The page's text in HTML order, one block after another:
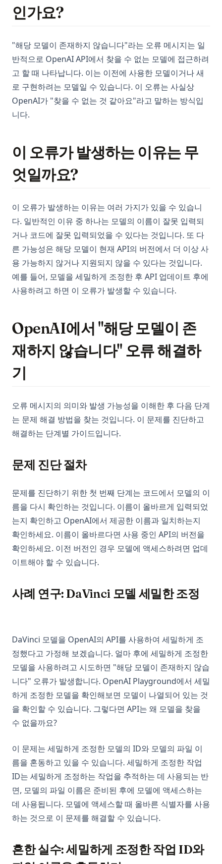
인가요?
"해당 모델이 존재하지 않습니다"라는 오류 메시지는 일
반적으로 OpenAI API에서 찾을 수 없는 모델에 접근하려
고 할 때 나타납니다. 이는 이전에 사용한 모델이거나 새
로 구현하려는 모델일 수 있습니다. 이 오류는 사실상
OpenAI가 "찾을 수 없는 것 같아요"라고 말하는 방식입
니다.
이 오류가 발생하는 이유는 무
엇일까요?
이 오류가 발생하는 이유는 여러 가지가 있을 수 있습니
다. 일반적인 이유 중 하나는 모델의 이름이 잘못 입력되
거나 코드에 잘못 입력되었을 수 있다는 것입니다. 또 다
른 가능성은 해당 모델이 현재 API의 버전에서 더 이상 사
용 가능하지 않거나 지원되지 않을 수 있다는 것입니다.
예를 들어, 모델을 세밀하게 조정한 후 API 업데이트 후에
사용하려고 하면 이 오류가 발생할 수 있습니다.
OpenAI에서 "해당 모델이 존
재하지 않습니다" 오류 해결하
기
오류 메시지의 의미와 발생 가능성을 이해한 후 다음 단계
는 문제 해결 방법을 찾는 것입니다. 이 문제를 진단하고
해결하는 단계별 가이드입니다.
문제 진단 절차
문제를 진단하기 위한 첫 번째 단계는 코드에서 모델의 이
름을 다시 확인하는 것입니다. 이름이 올바르게 입력되었
는지 확인하고 OpenAI에서 제공한 이름과 일치하는지
확인하세요. 이름이 올바르다면 사용 중인 API의 버전을
확인하세요. 이전 버전인 경우 모델에 액세스하려면 업데
이트해야 할 수 있습니다.
사례 연구: DaVinci 모델 세밀한 조정
DaVinci 모델을 OpenAI의 API를 사용하여 세밀하게 조
정했다고 가정해 보겠습니다. 얼마 후에 세밀하게 조정한
모델을 사용하려고 시도하면 "해당 모델이 존재하지 않습
니다" 오류가 발생합니다. OpenAI Playground에서 세밀
하게 조정한 모델을 확인해보면 모델이 나열되어 있는 것
을 확인할 수 있습니다. 그렇다면 API는 왜 모델을 찾을
수 없을까요?
이 문제는 세밀하게 조정한 모델의 ID와 모델의 파일 이
름을 혼동하고 있을 수 있습니다. 세밀하게 조정한 작업
ID는 세밀하게 조정하는 작업을 추적하는 데 사용되는 반
면, 모델의 파일 이름은 준비된 후에 모델에 액세스하는
데 사용됩니다. 모델에 액세스할 때 올바른 식별자를 사용
하는 것으로 이 문제를 해결할 수 있습니다.
흔한 실수: 세밀하게 조정한 작업 ID와